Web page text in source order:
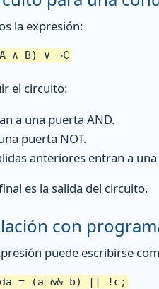
la expresión:
∧ B) ∨ ¬C
el circuito:
a una puerta AND.
puerta NOT.
anteriores entran a
es la salida del circuito.
con
puede escribirse
= (a && b) || !c;